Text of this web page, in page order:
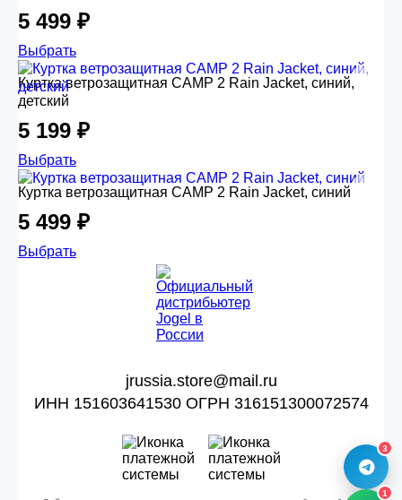
5 499 ₽
Выбрать
Куртка ветрозащитная CAMP 2 Rain Jacket, синий,
детский
5 199 ₽
Выбрать
Куртка ветрозащитная CAMP 2 Rain Jacket, синий
5 499 ₽
Выбрать
jrussia.store@mail.ru
ИНН 151603641530 ОГРН 316151300072574
3
1